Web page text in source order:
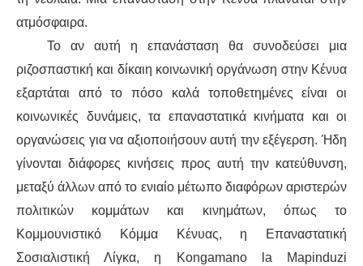
ατμόσφαιρα.
Το αν αυτή η επανάσταση θα συνοδεύσει μια
ριζοσπαστική και δίκαιη κοινωνική οργάνωση στην Κένυα
εξαρτάται από το πόσο καλά τοποθετημένες είναι οι
κοινωνικές δυνάμεις, τα επαναστατικά κινήματα και οι
οργανώσεις για να αξιοποιήσουν αυτή την εξέγερση. Ήδη
γίνονται διάφορες κινήσεις προς αυτή την κατεύθυνση,
μεταξύ άλλων από το ενιαίο μέτωπο διαφόρων αριστερών
πολιτικών κομμάτων και κινημάτων, όπως το
Κομμουνιστικό Κόμμα Κένυας, η Επαναστατική
Σοσιαλιστική Λίγκα, η Kongamano la Mapinduzi